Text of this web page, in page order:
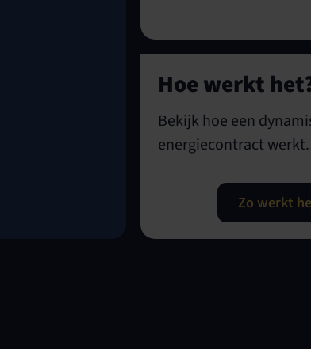
Hoe werkt
Bekijk hoe een
energiecontract werkt.
Zo werkt